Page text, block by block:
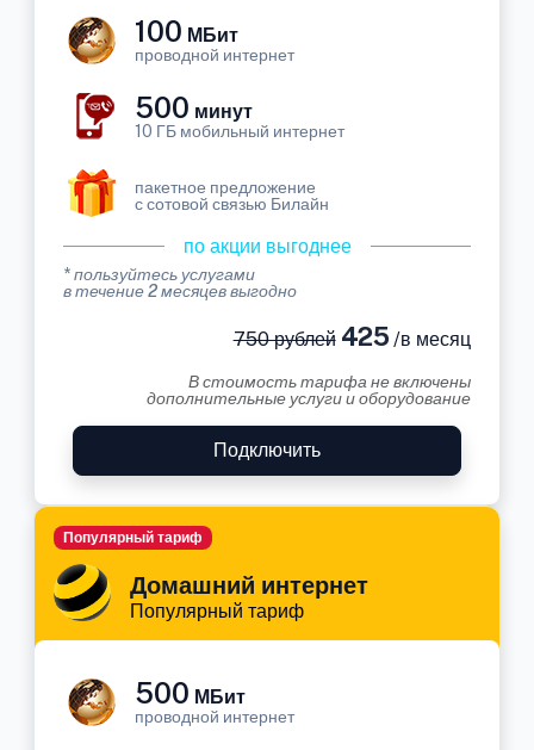
100 МБит
проводной интернет
500 минут
10 ГБ мобильный интернет
пакетное предложение
с сотовой связью Билайн
по акции выгоднее
* пользуйтесь услугами
в течение 2 месяцев выгодно
750 рублей425 /в месяц
В стоимость тарифа не включены
дополнительные услуги и оборудование
Подключить
Домашний интернет
Популярный тариф
Популярный тариф
500 МБит
проводной интернет